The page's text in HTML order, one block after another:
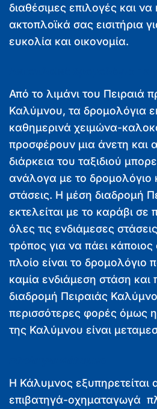
διαθέσιμες επιλογές και να
ακτοπλοϊκά σας εισιτήρια
ευκολία και οικονομία.
Από το λιμάνι του Πειραιά
Καλύμνου, τα δρομολόγια
καθημερινά χειμώνα-
προσφέρουν μια άνετη και
διάρκεια του ταξιδιού
ανάλογα με το δρομολόγιο
στάσεις. Η μέση διαδρομή
εκτελείται με το καράβι σε
όλες τις ενδιάμεσες
τρόπος για να πάει
πλοίο είναι το δρομολόγιο
καμία ενδιάμεση στάση και
διαδρομή Πειραιάς
περισσότερες φορές όμως
της Καλύμνου είναι
Η Κάλυμνος εξυπηρετείται
επιβατηγά-οχηματαγωγά